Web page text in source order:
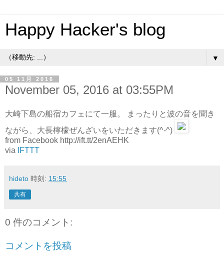
Happy Hacker's blog
▼
05 11月 2016
November 05, 2016 at 03:55PM
大崎下島の船宿カフェにて一服。 まったりと波の音を聞き
ながら、大長檸檬ぜんざいをいただきます(^-^)
from Facebook http://ift.tt/2enAEHK
via
IFTTT
hideto 時刻: 15:55
共有
0 件のコメント:
コメントを投稿